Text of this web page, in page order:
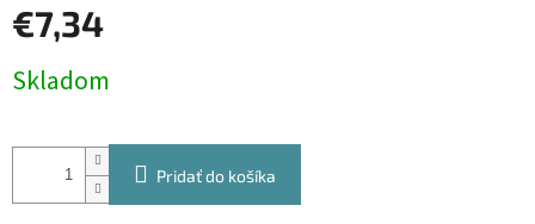
€7,34
cena:
Skladom
Pridať do košíka